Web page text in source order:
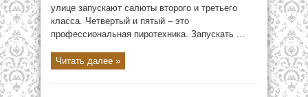
улице запускают салюты второго и третьего
класса. Четвертый и пятый – это
профессиональная пиротехника. Запускать ...
Читать далее »